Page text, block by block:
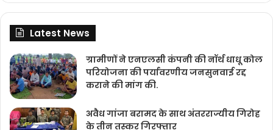
Latest News
ग्रामीणों ने एनएलसी कंपनी की नॉर्थ धाधू कोल
परियोजना की पर्यावरणीय जनसुनवाई रद्द
कराने की मांग की.
अवैध गांजा बरामद के साथ अंतरराज्यीय गिरोह
के तीन तस्कर गिरफ्तार